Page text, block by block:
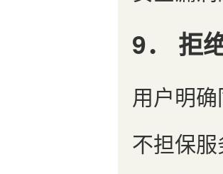
9． 拒
用户明
不担保